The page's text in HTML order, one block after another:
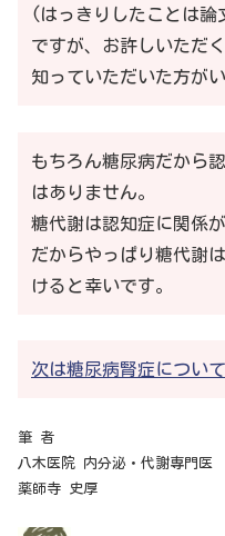
(はっきりしたことは論
ですが、お許しいただく
知っていただいた方が
もちろん糖尿病だから
はありません。
糖代謝は認知症に関係が
だからやっぱり糖代謝
けると幸いです。
次は糖尿病腎症について
筆 者
八木医院 内分泌・代謝専門医
薬師寺 史厚